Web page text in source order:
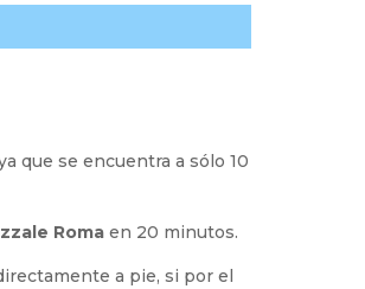
que se encuentra a sólo 10
Roma en 20 minutos.
a pie, si por el